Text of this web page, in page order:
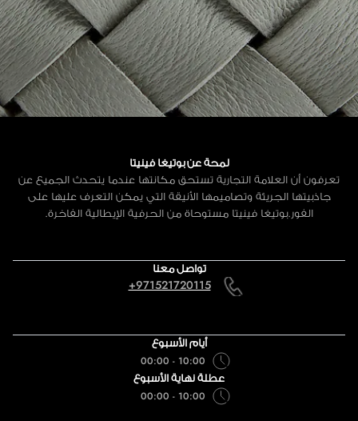
لمحة عن بوتيغا فينيتا
تعرفون أن العلامة التجارية تستحق مكانتها عندما يتحدث الجميع عن
جاذبيتها الجريئة وتصاميمها الأنيقة التي يمكن التعرف عليها على
الفور.بوتيغا فينيتا مستوحاة من الحرفية الإيطالية الفاخرة.
تواصل معنا
+971521720115
أيام الأسبوع
10:00 - 00:00
عطلة نهاية الأسبوع
10:00 - 00:00